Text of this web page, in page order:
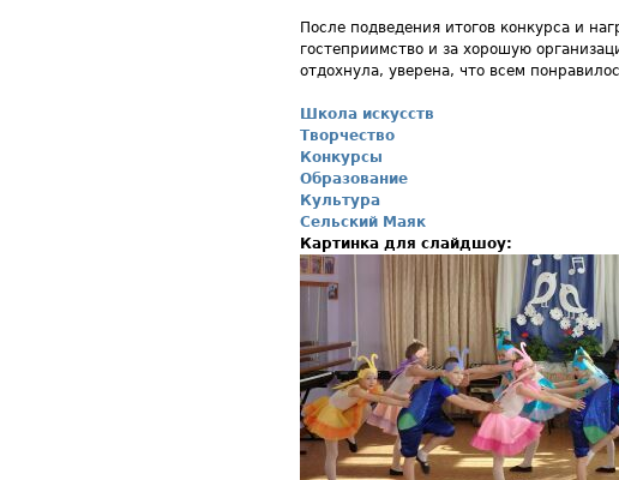
После подведения итогов конкурса и
гостеприимство и за хорошую
отдохнула, уверена, что всем
Школа искусств
Творчество
Конкурсы
Образование
Культура
Сельский Маяк
Картинка для слайдшоу: